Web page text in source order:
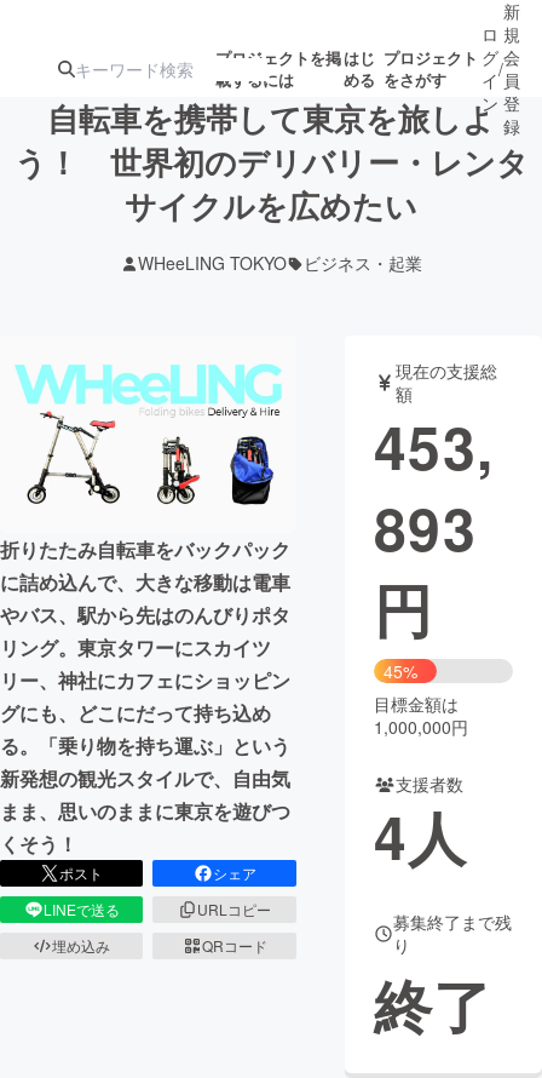
プロジェクトを掲
載するには
はじ
める
プロジェクト
をさがす
注目のリ 注目の新着プロ募集終了が近いプ
テクノロジー・ガジェット
映像・映画 書籍・雑誌
チャレンジ
まちづくり・地域活性化
CAMPFIRE for Social Good
CAMPFIRE Creation
CAMPFIREふるさと納税
コミュニティ
ロ
グ
イ
ン
/
新
規
会
員
登
録
自転車を携帯して東京を旅しよ
う！ 世界初のデリバリー・レンタ
サイクルを広めたい
WHeeLING TOKYO ビジネス・起業
折りたたみ自転車をバックパック
に詰め込んで、大きな移動は電車
やバス、駅から先はのんびりポタ
リング。東京タワーにスカイツ
リー、神社にカフェにショッピン
グにも、どこにだって持ち込め
る。「乗り物を持ち運ぶ」という
新発想の観光スタイルで、自由気
まま、思いのままに東京を遊びつ
くそう！
ポスト
シェア
LINEで送る
URLコピー
埋め込み
QRコード
現在の支援総
額
453,
893
円
45%
目標金額は
1,000,000円
支援者数
4人
募集終了まで残
り
終了